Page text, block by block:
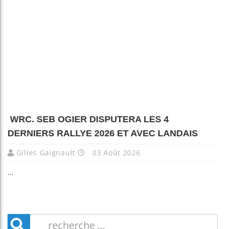
WRC. SEB OGIER DISPUTERA LES 4
DERNIERS RALLYE 2026 ET AVEC LANDAIS
Gilles Gaignault 03 Août 2026
...